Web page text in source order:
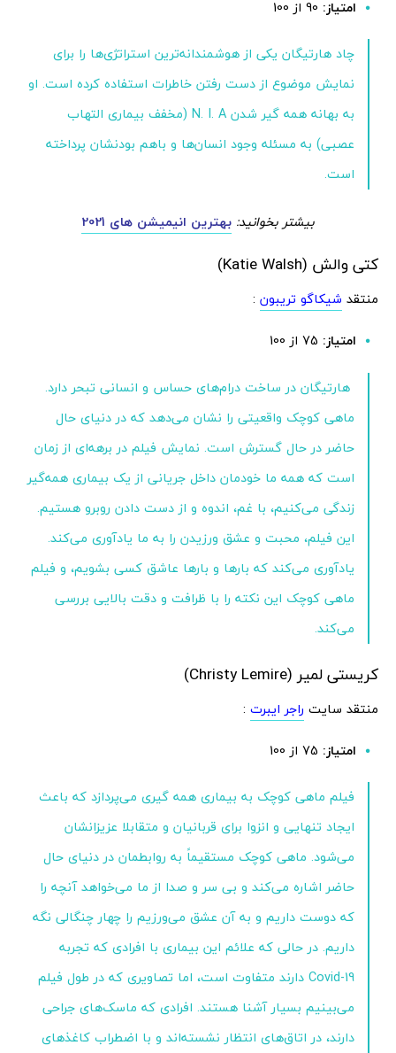
امتیاز:
چاد هارتیگان یکی از هوشمندانه‌ترین استراتژی‌ها را برای
نمایش موضوع از دست رفتن خاطرات استفاده کرده است. او
به بهانه همه گیر شدن N. I. A (مخفف بیماری التهاب
عصبی) به مسئله وجود انسان‌ها و باهم بودنشان پرداخته
است.
بیشتر بخوانید: بهترین انیمیشن های 2021
کتی والش (Katie Walsh)
منتقد شیکاگو تریبون :
امتیاز:
هارتیگان در ساخت درام‌های حساس و انسانی تبحر دارد.
ماهی کوچک واقعیتی را نشان می‌دهد که در دنیای حال
حاضر در حال گسترش است. نمایش فیلم در برهه‌ای از زمان
است که همه ما خودمان داخل جریانی از یک بیماری همه‌گیر
زندگی می‌کنیم، با غم، اندوه و از دست دادن روبرو هستیم.
این فیلم، محبت و عشق ورزیدن را به ما یادآوری می‌کند.
یادآوری می‌کند که بارها و بارها عاشق کسی بشویم، و فیلم
ماهی کوچک این نکته را با ظرافت و دقت بالایی بررسی
می‌کند.
کریستی لمیر (Christy Lemire)
منتقد سایت راجر ایبرت :
امتیاز:
فیلم ماهی کوچک به بیماری همه گیری می‌پردازد که باعث
ایجاد تنهایی و انزوا برای قربانیان و متقابلا عزیزانشان
می‌شود. ماهی کوچک مستقیماً به روابطمان در دنیای حال
حاضر اشاره می‌کند و بی سر و صدا از ما می‌خواهد آنچه را
که دوست داریم و به آن عشق می‌ورزیم را چهار چنگالی نگه
داریم. در حالی که علائم این بیماری با افرادی که تجربه
Covid-19 دارند متفاوت است، اما تصاویری که در طول فیلم
می‌بینیم بسیار آشنا هستند. افرادی که ماسک‌های جراحی
دارند، در اتاق‌های انتظار نشسته‌اند و با اضطراب کاغذهای